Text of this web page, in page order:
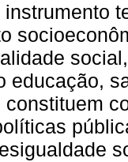
educação,
constituem